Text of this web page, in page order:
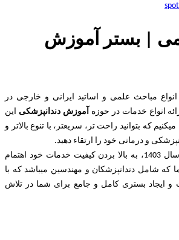
| بستر آموزش
انواع مباحث علمی و اساتید ایرانی و خارجی در
انواع خدمات در حوزه آموزش دندانپزشکی این
که بتوانید راحت تر، سریعتر، با تنوع بالاتر و
و درمانی خود را ارتقاء دهید.
از سال 1403، به بالا بردن کیفیت خدمات خود اهتمام
که شامل دندانپزشکان و مهندسین میباشد که با
و ایجاد بستری کامل و جامع برای شما در تلاش